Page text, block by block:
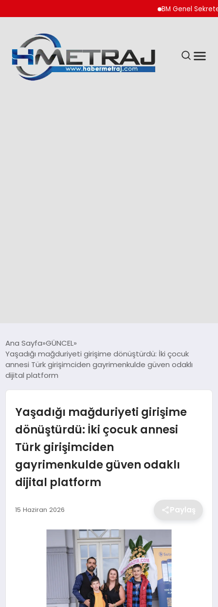
BM Genel Sekreteri
SPOR
SİYASET
EKONOMİ
MAGAZİN
TEKNOLOJİ
Ana Sayfa GÜNCEL
Yaşadığı mağduriyeti girişime dönüştürdü: İki çocuk
annesi Türk girişimciden gayrimenkulde güven odaklı
dijital platform
Yaşadığı mağduriyeti girişime
dönüştürdü: İki çocuk annesi
Türk girişimciden
gayrimenkulde güven odaklı
dijital platform
15 Haziran 2026 Paylaş